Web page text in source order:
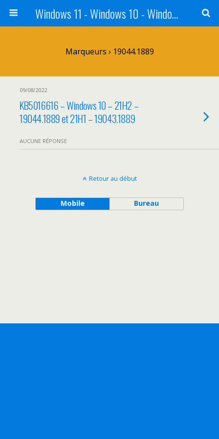
Windows 11 - Windows 10 - Windows 8 - Windows 7 - VISTA
Marqueurs › 19044.1889
09/08/2022
KB5016616 – Windows 10 – 21H2 –
19044.1889 et 21H1 – 19043.1889
AUCUNE RÉPONSE
Retour au début
Mobile Bureau